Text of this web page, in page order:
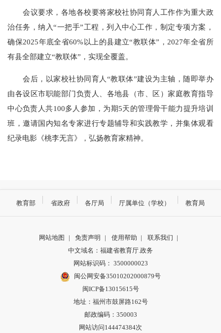
会议要求，各地各校要将家校社协同育人工作作为重大政
治任务，纳入“一把手”工程，列入中心工作，制定专项方案，
确保2025年底全省60%以上的县建立“教联体”，2027年全省所
有县全部建立“教联体”，实现全覆盖。
会后，以家校社协同育人“教联体”建设为主轴，随即举办
由各设区市职能部门负责人、各地县（市、区）家庭教育指导
中心负责人共100多人参加，为期5天的管理骨干能力提升培训
班，邀请国内知名专家进行专题辅导和实践教学，并集体观看
纪录电影《桃李无言》，弘扬教育家精神。
教育部 省政府 各厅局 厅属单位（学校） 教育局
网站地图 | 免责声明 | 使用帮助 | 联系我们 |
中文域名：福建省教育厅.政务
网站标识码： 3500000023
闽公网安备35010202000879号
闽ICP备13015615号
地址：福州市鼓屏路162号
邮政编码：350003
网站访问144474384次